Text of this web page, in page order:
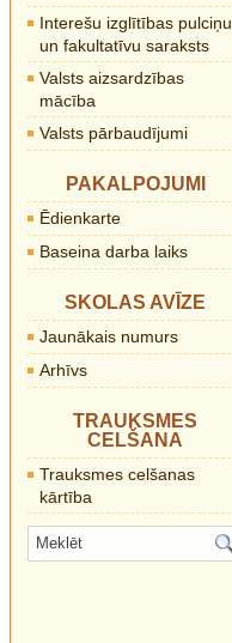
Interešu izglītības pulciņu
un fakultatīvu saraksts
Valsts aizsardzības
mācība
Valsts pārbaudījumi
PAKALPOJUMI
Ēdienkarte
Baseina darba laiks
SKOLAS AVĪZE
Jaunākais numurs
Arhīvs
TRAUKSMES
CELŠANA
Trauksmes celšanas
kārtība